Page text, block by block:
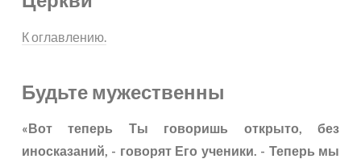
К оглавлению.
Будьте мужественны
«Вот теперь Ты говоришь открыто, без
иносказаний, - говорят Его ученики. - Теперь мы